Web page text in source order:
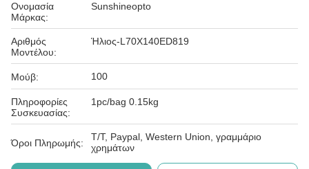
Ονομασία
Μάρκας:
Sunshineopto
Αριθμός
Μοντέλου:
Ήλιος-L70X140ED819
Μούβ: 100
Πληροφορίες
Συσκευασίας:
1pc/bag 0.15kg
Όροι Πληρωμής:
T/T, Paypal, Western Union, γραμμάριο
χρημάτων